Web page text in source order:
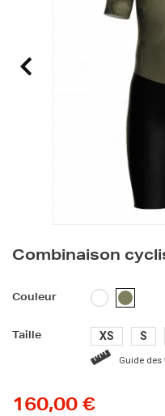
Combinaison
Couleur BLANCKAKI
Taille XS S
Guide des
160,00 €